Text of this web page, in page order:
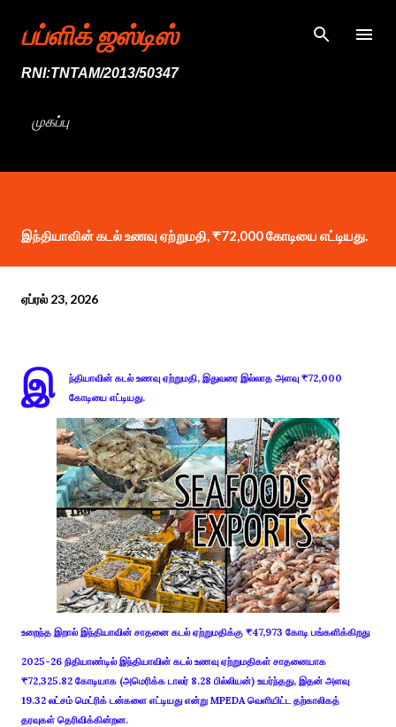
முதன்மை உள்ளடக்கத்திற்குச் செல்
பப்ளிக் ஜஸ்டிஸ்
RNI:TNTAM/2013/50347
முகப்பு
இந்தியாவின் கடல் உணவு ஏற்றுமதி, ₹72,000 கோடியை எட்டியது.
ஏப்ரல் 23, 2026
இ
ந்தியாவின் கடல் உணவு ஏற்றுமதி, இதுவரை இல்லாத அளவு ₹72,000
கோடியை எட்டியது.
உறைந்த இறால் இந்தியாவின் சாதனை கடல் ஏற்றுமதிக்கு ₹47,973 கோடி பங்களிக்கிறது
2025-26 நிதியாண்டில் இந்தியாவின் கடல் உணவு ஏற்றுமதிகள் சாதனையாக
₹72,325.82 கோடியாக (அமெரிக்க டாலர் 8.28 பில்லியன்) உயர்ந்தது, இதன் அளவு
19.32 லட்சம் மெட்ரிக் டன்களை எட்டியது என்று MPEDA வெளியிட்ட தற்காலிகத்
தரவுகள் தெரிவிக்கின்றன.